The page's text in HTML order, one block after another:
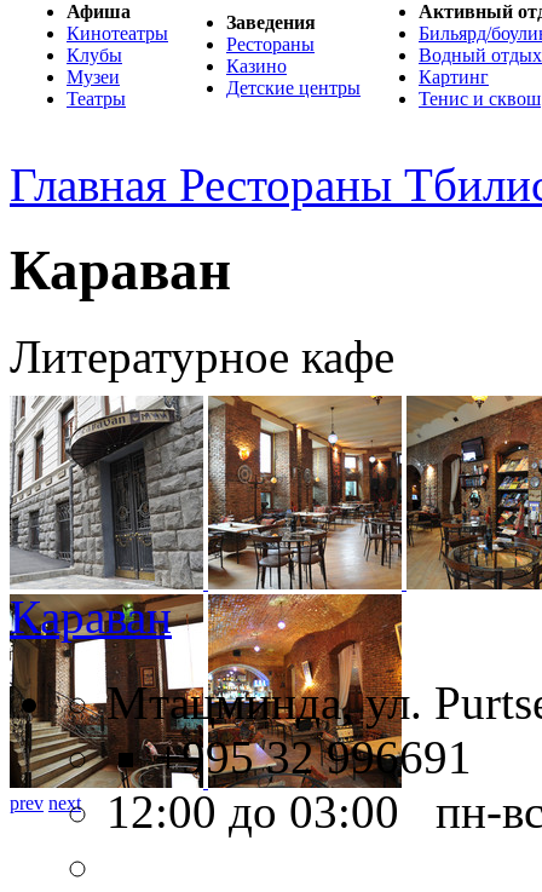
Афиша
Кинотеатры
Клубы
Музеи
Театры
Заведения
Рестораны
Казино
Детские центры
Активный
Бильярд/
Водный отдых
Картинг
Тенис и сквош
Главная Рестораны
Караван
Литературное кафе
prev next
Караван
Мтацминда, ул.
+995 32 996691
12:00 до 03:00 пн-